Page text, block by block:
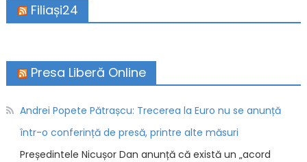
Filiași24
Presa Liberă Online
Andrei Popete Pătrașcu: Trecerea la Euro nu se anunță
într-o conferință de presă, printre alte măsuri
Președintele Nicușor Dan anunță că există un „acord